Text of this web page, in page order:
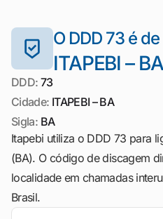
O DDD 73 é de
ITAPEBI – BA
DDD: 73
Cidade: ITAPEBI – BA
Sigla: BA
Itapebi utiliza o DDD 73 para
(BA). O código de discagem
localidade em chamadas
Brasil.